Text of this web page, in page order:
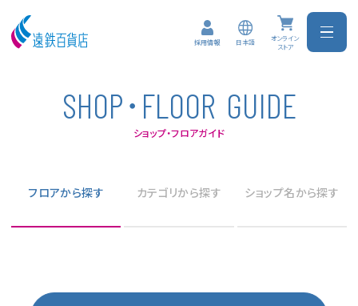
採用情報 日本語
オンライン
ストア
SHOP･ FL OOR GUIDE
ショップ・フロアガイド
フロアから探す カテゴリから探す ショップ名から探す